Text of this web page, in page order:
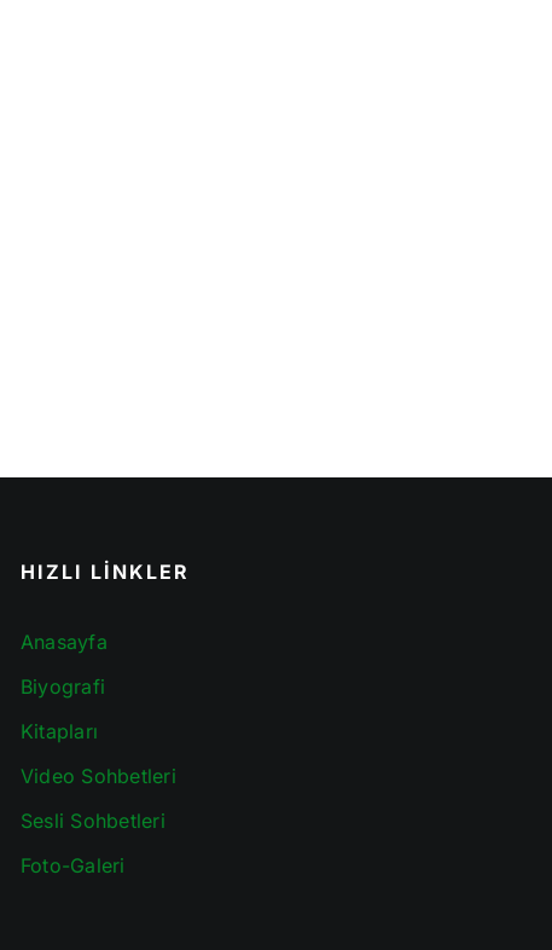
HIZLI LİNKLER
Anasayfa
Biyografi
Kitapları
Video Sohbetleri
Sesli Sohbetleri
Foto-Galeri